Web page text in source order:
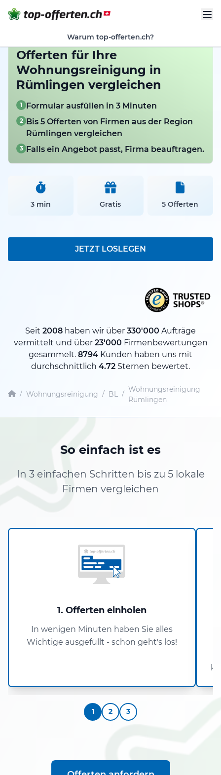
Warum top-offerten.ch?
Offerten für Ihre
Wohnungsreinigung in
Rümlingen vergleichen
1 Formular ausfüllen in 3 Minuten
2 Bis 5 Offerten von Firmen aus der Region
Rümlingen vergleichen
3 Falls ein Angebot passt, Firma beauftragen.
3 min Gratis 5 Offerten
JETZT LOSLEGEN
Seit 2008 haben wir über 330'000 Aufträge
vermittelt und über 23'000 Firmenbewertungen
gesammelt. 8794 Kunden haben uns mit
durchschnittlich 4.72 Sternen bewertet.
/ Wohnungsreinigung / BL /
Wohnungsreinigung
Rümlingen
So einfach ist es
In 3 einfachen Schritten bis zu 5 lokale
Firmen vergleichen
1. Offerten einholen
In wenigen Minuten haben Sie alles
Wichtige ausgefüllt - schon geht's los!
1 2 3